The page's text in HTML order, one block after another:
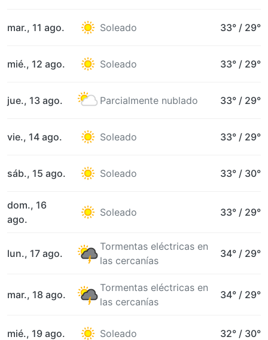
mar., 11 ago. Soleado 33° / 29°
mié., 12 ago. Soleado 33° / 29°
jue., 13 ago. Parcialmente nublado 33° / 29°
vie., 14 ago. Soleado 33° / 29°
sáb., 15 ago. Soleado 33° / 30°
dom., 16
ago.
Soleado 33° / 29°
lun., 17 ago.
Tormentas eléctricas en
las cercanías
34° / 29°
mar., 18 ago.
Tormentas eléctricas en
las cercanías
34° / 29°
mié., 19 ago. Soleado 32° / 30°